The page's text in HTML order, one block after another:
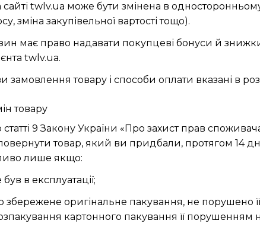
сайті twlv.ua може бути змінена в
зміна закупівельної вартості тощо).
має право надавати покупцеві бонуси й
twlv.ua.
замовлення товару і способи оплати вказані в
товару
9 Закону України «Про захист прав
товар, який ви придбали, протягом 14
лише якщо:
в експлуатації;
збережене оригінальне пакування, не порушено
картонного пакування її порушенням